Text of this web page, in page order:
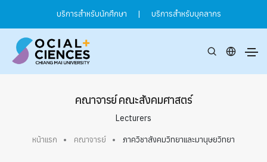
บริการสำหรับนักศึกษา | บริการสำหรับบุคลากร
คณาจารย์ คณะสังคมศาสตร์
Lecturers
หน้าแรก คณาจารย์ ภาควิชาสังคมวิทยาและมานุษยวิทยา